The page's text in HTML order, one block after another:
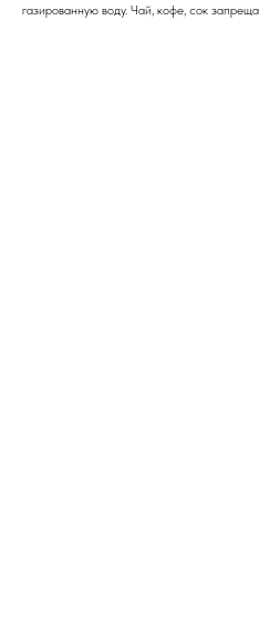
газированную воду. Чай, кофе, сок